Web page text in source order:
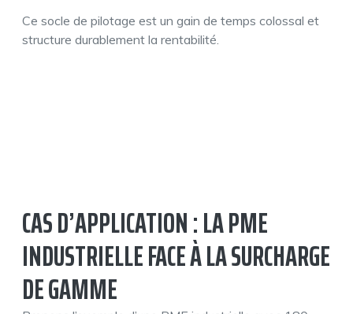
Ce socle de pilotage est un gain de temps colossal et
structure durablement la rentabilité.
CAS D’APPLICATION : LA PME
INDUSTRIELLE FACE À LA SURCHARGE
DE GAMME